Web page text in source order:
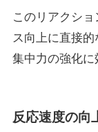
このリアクシ
ス向上に直接
集中力の強化に
反応速度の向